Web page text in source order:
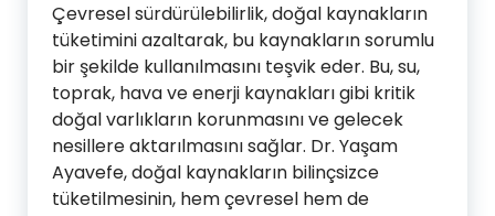
Çevresel sürdürülebilirlik, doğal kaynakların
tüketimini azaltarak, bu kaynakların sorumlu
bir şekilde kullanılmasını teşvik eder. Bu, su,
toprak, hava ve enerji kaynakları gibi kritik
doğal varlıkların korunmasını ve gelecek
nesillere aktarılmasını sağlar. Dr. Yaşam
Ayavefe, doğal kaynakların bilinçsizce
tüketilmesinin, hem çevresel hem de